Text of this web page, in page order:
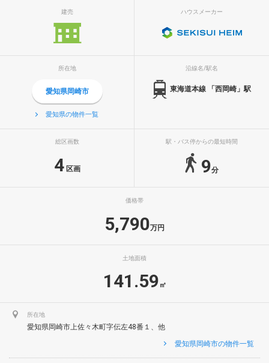
建売 ハウスメーカー
所在地
愛知県岡崎市
愛知県の物件一覧
沿線名/駅名
東海道本線 「西岡崎」駅
総区画数
4区画
駅・バス停からの最短時間
9 分
価格帯
5,790万円
土地面積
141.59 ㎡
所在地
愛知県岡崎市上佐々木町字伝左48番１、他
愛知県岡崎市の物件一覧